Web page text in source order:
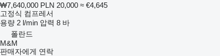
₩7,640,000 PLN 20,000 ≈ €4,645
고정식 컴프레서
용량 2 l/min 압력 8 바
폴란드
M&M
판매자에게 연락